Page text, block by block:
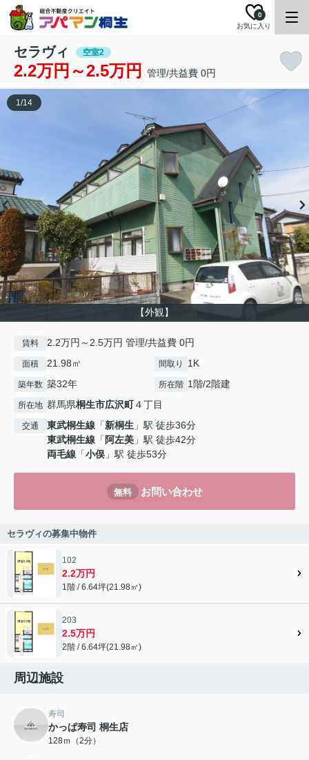
お気に入り
0
セラヴィ 空室2
2.2万円～2.5万円 管理/共益費 0円
【外観】
1/14
賃料 2.2万円～2.5万円 管理/共益費 0円
面積 21.98㎡ 間取り 1K
築年数 築32年 所在階 1階/2階建
所在地 群馬県桐生市広沢町４丁目
交通 東武桐生線 「新桐生 」駅 徒歩36分
東武桐生線 「 阿左美 」駅 徒歩42分
両毛線 「小俣 」駅 徒歩53分
無料 お問い合わせ
セラヴィの募集中物件
102
2.2万円
1階 / 6.64坪(21.98㎡)
203
2.5万円
2階 / 6.64坪(21.98㎡)
周辺施設
寿司
かっぱ寿司 桐生店
128ｍ（2分）